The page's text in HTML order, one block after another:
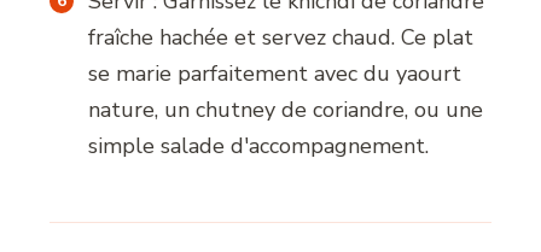
fraîche hachée et servez chaud. Ce plat
se marie parfaitement avec du yaourt
nature, un chutney de coriandre, ou une
simple salade d'accompagnement.